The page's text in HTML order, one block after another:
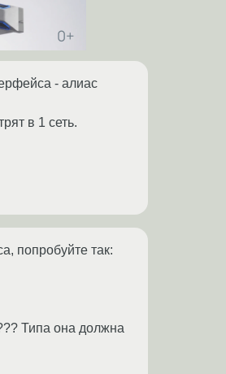
- алиас
в 1 сеть.
попробуйте так:
Типа она должна